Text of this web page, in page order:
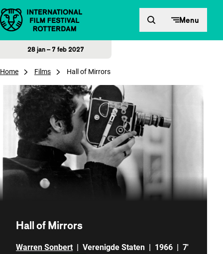
Direct naar inhoud Menu
28 jan – 7 feb 2027
Home Films Hall of Mirrors
Hall of Mirrors
Warren Sonbert | Verenigde Staten | 1966 | 7'